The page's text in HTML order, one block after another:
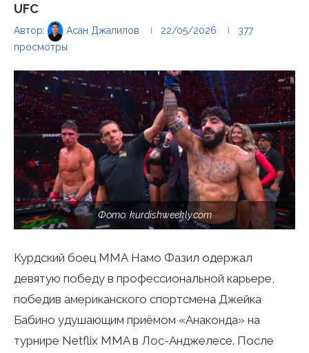
UFC
Автор: Асан Джалилов 22/05/2026
377
просмотры
Фото: kurdishweekly.com
Курдский боец ММА Намо Фазил одержал
девятую победу в профессиональной карьере,
победив американского спортсмена Джейка
Бабино удушающим приёмом «Анаконда» на
турнире Netflix MMA в Лос-Анджелесе. После